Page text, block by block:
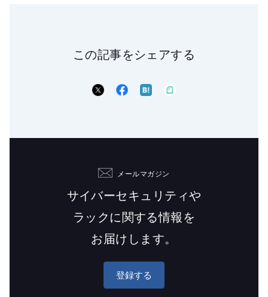
この記事をシェアする
メールマガジン
サイバーセキュリティや
ラックに関する情報を
お届けします。
登録する